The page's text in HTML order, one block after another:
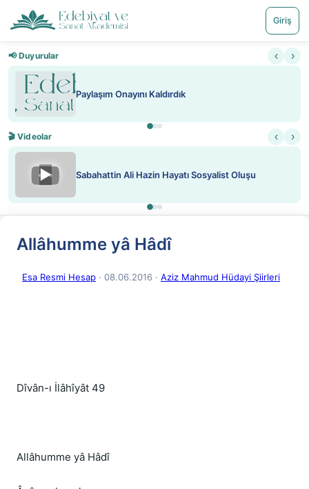
Giriş
📢 Duyurular ‹ ›
Onayını Kaldırdık
🎬 Videolar ‹ ›
Ali Hazin Hayatı Sosyalist Oluşu ▶
Allâhumme yâ Hâdî
Esa Resmi Hesap · 08.06.2016 · Aziz Mahmud Hüdayi Şiirleri
Dîvân-ı İlâhîyât 49
Allâhumme yâ Hâdî